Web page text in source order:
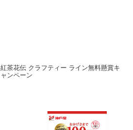
紅茶花伝 クラフティー ライン無料懸賞キ
ャンペーン